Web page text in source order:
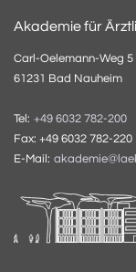
Akademie für
Carl-Oelemann-Weg 5
61231 Bad Nauheim
Tel: +49 6032 782-200
Fax: +49 6032 782-220
E-Mail: